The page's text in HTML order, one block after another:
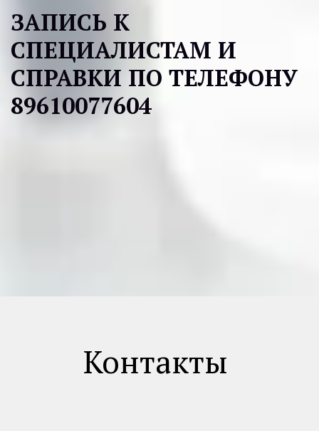
ЗАПИСЬ К
СПЕЦИАЛИСТАМ И
СПРАВКИ ПО ТЕЛЕФОНУ
89610077604
Контакты